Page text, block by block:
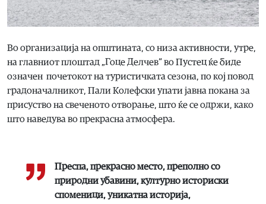
Во организација на општината, со низа активности, утре,
на главниот плоштад „Гоце Делчев“ во Пустец ќе биде
означен почетокот на туристичката сезона, по кој повод
градоначалникот, Пали Колефски упати јавна покана за
присуство на свеченото отворање, што ќе се одржи, како
што наведува во прекрасна атмосфера.
Преспа, прекрасно место, преполно со
природни убавини, културно историски
споменици, уникатна историја,